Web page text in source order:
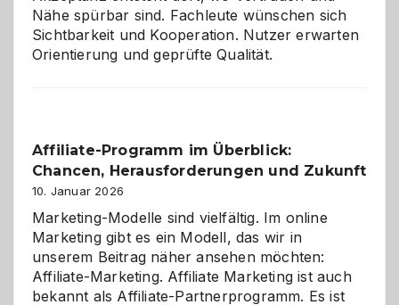
Nähe spürbar sind. Fachleute wünschen sich
Sichtbarkeit und Kooperation. Nutzer erwarten
Orientierung und geprüfte Qualität.
Affiliate-Programm im Überblick:
Chancen, Herausforderungen und Zukunft
10. Januar 2026
Marketing-Modelle sind vielfältig. Im online
Marketing gibt es ein Modell, das wir in
unserem Beitrag näher ansehen möchten:
Affiliate-Marketing. Affiliate Marketing ist auch
bekannt als Affiliate-Partnerprogramm. Es ist